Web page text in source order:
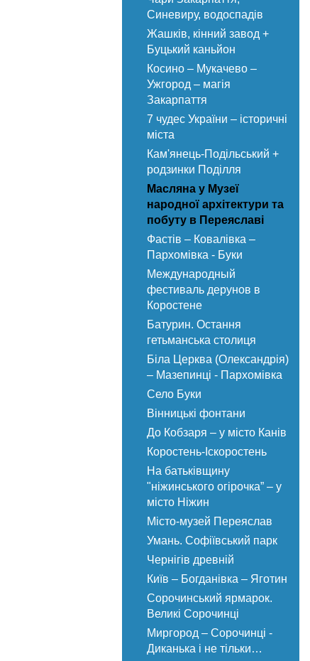
Синевиру, водоспадів
Жашків, кінний завод +
Буцький каньйон
Косино – Мукачево –
Ужгород – магія
Закарпаття
7 чудес України – історичні
міста
Кам'янець-Подільський +
родзинки Поділля
Масляна у Музеї
народної архітектури та
побуту в Переяславі
Фастів – Ковалівка –
Пархомівка - Буки
Международный
фестиваль дерунов в
Коростене
Батурин. Остання
гетьманська столиця
Біла Церква (Олександрія)
– Мазепинці - Пархомівка
Село Буки
Вінницькі фонтани
До Кобзаря – у місто Канів
Коростень-Іскоростень
На батьківщину
"ніжинського огірочка” – у
місто Ніжин
Місто-музей Переяслав
Умань. Софіївський парк
Чернігів древній
Київ – Богданівка – Яготин
Сорочинський ярмарок.
Великі Сорочинці
Миргород – Сорочинці -
Диканька і не тільки…